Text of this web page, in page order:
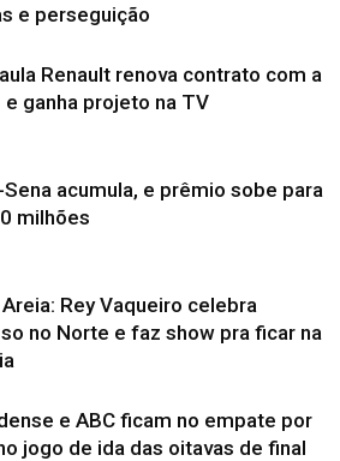
e perseguição
Renault renova contrato com a
e ganha projeto na TV
acumula, e prêmio sobe para
milhões
Areia: Rey Vaqueiro celebra
no Norte e faz show pra ficar na
e ABC ficam no empate por
jogo de ida das oitavas de final